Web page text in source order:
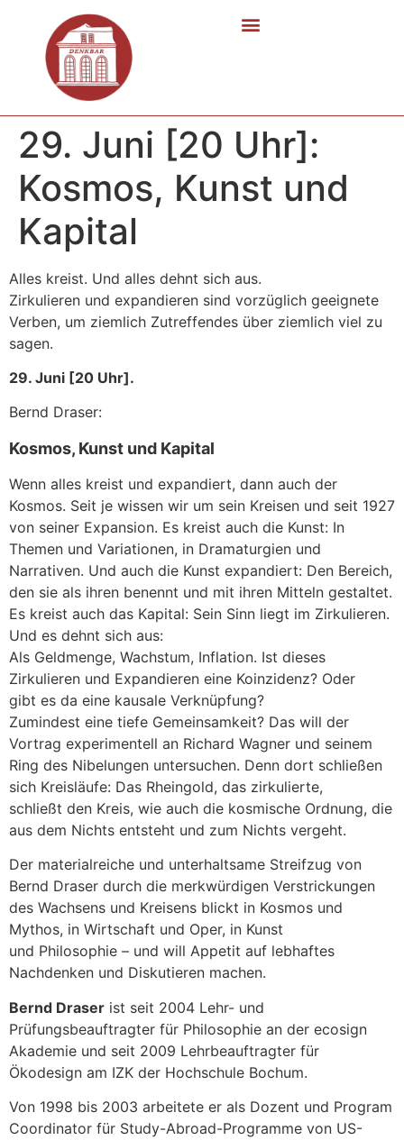
29. Juni [20 Uhr]:
Kosmos, Kunst und
Kapital
Alles kreist. Und alles dehnt sich aus.
Zirkulieren und expandieren sind vorzüglich geeignete
Verben, um ziemlich Zutreffendes über ziemlich viel zu
sagen.
29. Juni [20 Uhr].
Bernd Draser:
Kosmos, Kunst und Kapital
Wenn alles kreist und expandiert, dann auch der
Kosmos. Seit je wissen wir um sein Kreisen und seit 1927
von seiner Expansion. Es kreist auch die Kunst: In
Themen und Variationen, in Dramaturgien und
Narrativen. Und auch die Kunst expandiert: Den Bereich,
den sie als ihren benennt und mit ihren Mitteln gestaltet.
Es kreist auch das Kapital: Sein Sinn liegt im Zirkulieren.
Und es dehnt sich aus:
Als Geldmenge, Wachstum, Inflation. Ist dieses
Zirkulieren und Expandieren eine Koinzidenz? Oder
gibt es da eine kausale Verknüpfung?
Zumindest eine tiefe Gemeinsamkeit? Das will der
Vortrag experimentell an Richard Wagner und seinem
Ring des Nibelungen untersuchen. Denn dort schließen
sich Kreisläufe: Das Rheingold, das zirkulierte,
schließt den Kreis, wie auch die kosmische Ordnung, die
aus dem Nichts entsteht und zum Nichts vergeht.
Der materialreiche und unterhaltsame Streifzug von
Bernd Draser durch die merkwürdigen Verstrickungen
des Wachsens und Kreisens blickt in Kosmos und
Mythos, in Wirtschaft und Oper, in Kunst
und Philosophie – und will Appetit auf lebhaftes
Nachdenken und Diskutieren machen.
Bernd Draser ist seit 2004 Lehr- und
Prüfungsbeauftragter für Philosophie an der ecosign
Akademie und seit 2009 Lehrbeauftragter für
Ökodesign am IZK der Hochschule Bochum.
Von 1998 bis 2003 arbeitete er als Dozent und Program
Coordinator für Study-Abroad-Programme von US-